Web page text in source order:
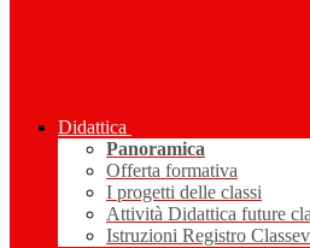
Didattica
Panoramica
Offerta formativa
I progetti delle classi
Attività Didattica future
Istruzioni Registro